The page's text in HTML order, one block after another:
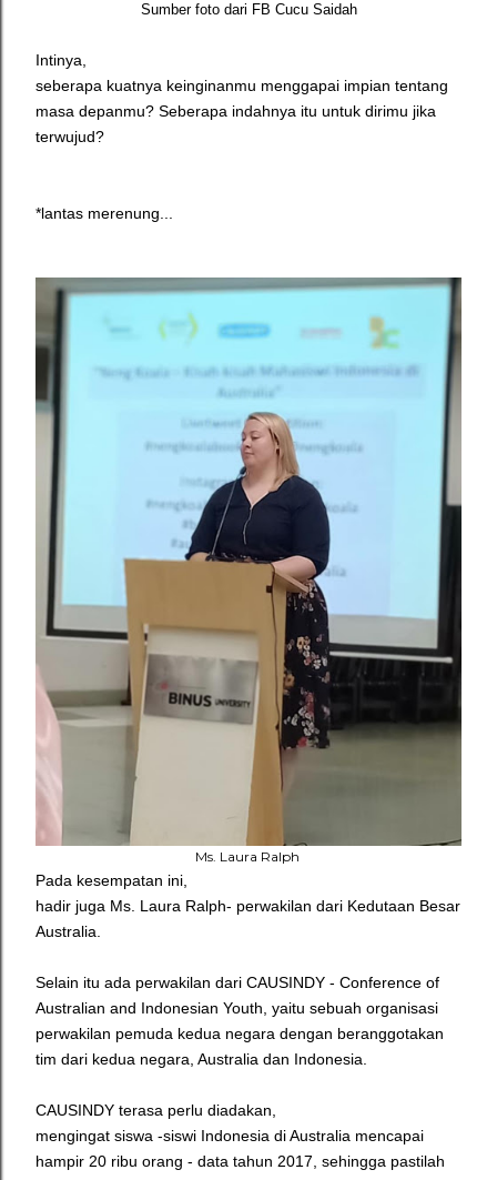
Sumber foto dari FB Cucu Saidah
Intinya,
seberapa kuatnya keinginanmu menggapai impian tentang
masa depanmu? Seberapa indahnya itu untuk dirimu jika
terwujud?
*lantas merenung...
Ms. Laura Ralph
Pada kesempatan ini,
hadir juga Ms. Laura Ralph- perwakilan dari Kedutaan Besar
Australia.
Selain itu ada perwakilan dari CAUSINDY - Conference of
Australian and Indonesian Youth, yaitu sebuah organisasi
perwakilan pemuda kedua negara dengan beranggotakan
tim dari kedua negara, Australia dan Indonesia.
CAUSINDY terasa perlu diadakan,
mengingat siswa -siswi Indonesia di Australia mencapai
hampir 20 ribu orang - data tahun 2017, sehingga pastilah